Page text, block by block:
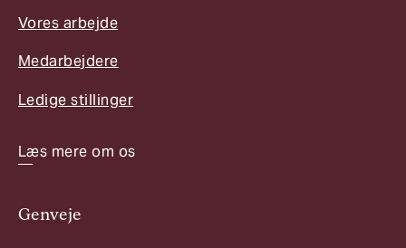
Vores arbejde
Medarbejdere
Ledige stillinger
Læs mere om os
Genveje